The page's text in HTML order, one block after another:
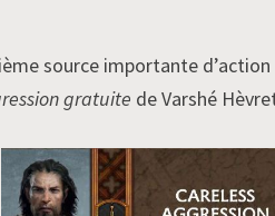
source importante d’action
gratuite de Varshé